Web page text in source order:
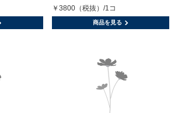
￥3800（税抜）/1コ
商品を見る